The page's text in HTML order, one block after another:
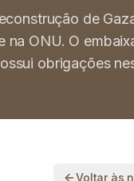
de
na ONU. O
obrigações
Voltar às